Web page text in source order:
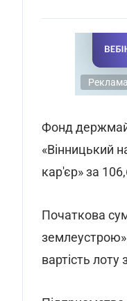
Реклама
Фонд
«Вінницький
кар'єр» за
Початкова
землеустрою»
вартість